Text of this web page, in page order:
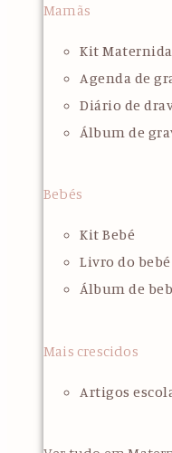
Mamãs
Kit
Agenda de
Diário de
Álbum de
Bebés
Kit Bebé
Livro do bebé
Álbum de
Mais crescidos
Artigos